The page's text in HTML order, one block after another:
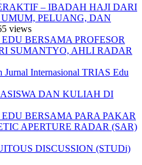
– IBADAH HAJI DARI
PELUANG, DAN
views
BERSAMA PROFESOR
SUMANTYO, AHLI RADAR
Jurnal Internasional TRIAS Edu
DAN KULIAH DI
BERSAMA PARA PAKAR
APERTURE RADAR (SAR)
DISCUSSION (STUDi)